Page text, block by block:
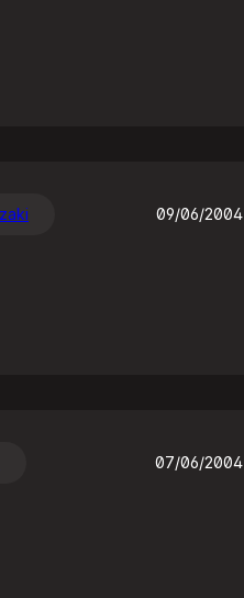
09/06/2004
07/06/2004